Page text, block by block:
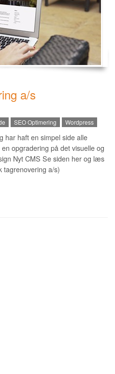
a/s
SEO Optimering Wordpress
har haft en simpel side alle
opgradering på det visuelle og
Nyt CMS Se siden her og læs
tagrenovering a/s)